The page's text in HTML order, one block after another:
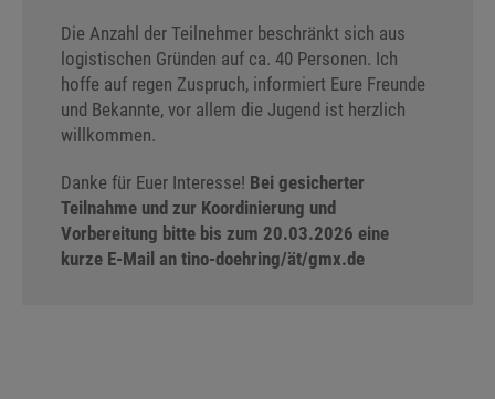
Die Anzahl der Teilnehmer beschränkt sich aus
logistischen Gründen auf ca. 40 Personen. Ich
hoffe auf regen Zuspruch, informiert Eure Freunde
und Bekannte, vor allem die Jugend ist herzlich
willkommen.
Danke für Euer Interesse! Bei gesicherter
Teilnahme und zur Koordinierung und
Vorbereitung bitte bis zum 20.03.2026 eine
kurze E-Mail an tino-doehring/ät/gmx.de